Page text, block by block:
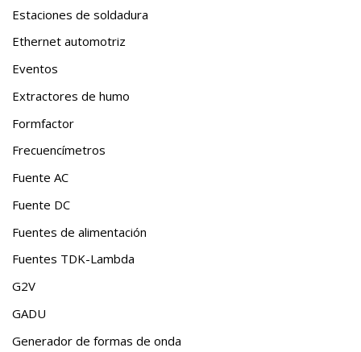
Estaciones de soldadura
Ethernet automotriz
Eventos
Extractores de humo
Formfactor
Frecuencímetros
Fuente AC
Fuente DC
Fuentes de alimentación
Fuentes TDK-Lambda
G2V
GADU
Generador de formas de onda